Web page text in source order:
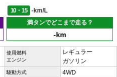
10・15
-km/L
満タンでどこまで走る？
-km
使用燃料
エンジン
レギュラー
ガソリン
駆動方式 4WD